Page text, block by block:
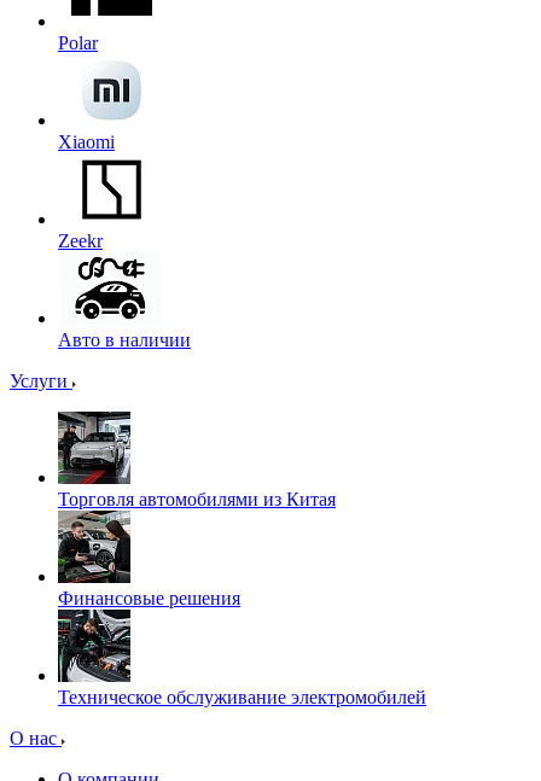
Polar
Xiaomi
Zeekr
Авто в наличии
Услуги
Торговля автомобилями из Китая
Финансовые решения
Техническое обслуживание электромобилей
О нас